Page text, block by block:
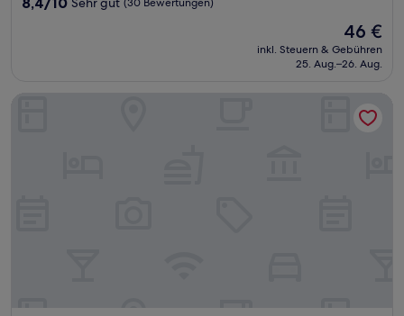
Bewertungen)
Der
Preis
beträgt
46 €
inkl. Steuern & Gebühren
25. Aug.–26. Aug.